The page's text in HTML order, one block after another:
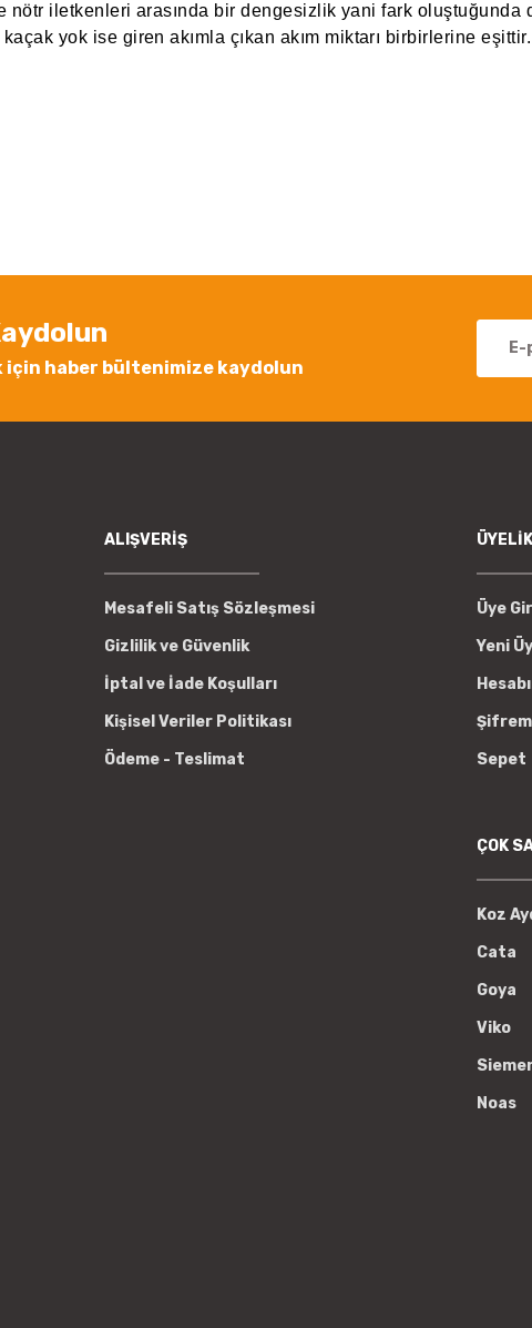
nötr iletkenleri arasında bir dengesizlik yani fark
yok ise giren akımla çıkan akım miktarı birbirlerine eşittir.
haber bültenimize kaydolun
ALIŞVERİŞ
Mesafeli Satış Sözleşmesi
Gizlilik ve Güvenlik
İptal ve İade Koşulları
Kişisel Veriler Politikası
Ödeme - Teslimat
ÜYELİK
Üye
Yeni
Sepet
ÇOK
Koz
Cata
Goya
Viko
Noas